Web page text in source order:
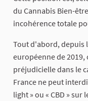
du Cannabis Bien-
incohérence totale
Tout d'abord, depuis
européenne de
préjudicielle dans le
France ne peut
light » ou « CBD »